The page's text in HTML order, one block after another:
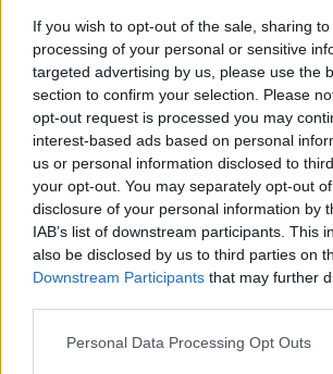
If you wish to opt-out of the sale, sharing
processing of your personal or sensitive
targeted advertising by us, please use the
section to confirm your selection. Please
opt-out request is processed you may
interest-based ads based on personal
us or personal information disclosed to
your opt-out. You may separately opt-out
disclosure of your personal information by
IAB’s list of downstream participants. This
also be disclosed by us to third parties on
Downstream Participants that may further
Personal Data Processing Opt Outs
Klaudia Sobczyk
Obserwuj
W naTemat.pl piszę dla działu
do nich zaczęła się już w wieku
rodzice wysłali mnie do letniej
Malcie bez dobrej znajomości
głęboką wodę" chyba się opłacił,
zarówno podróże po Europie, jak i
kontynenty. W międzyczasie
roku w Nowym Orleanie i
licencjackie na uniwersytecie w
zebraną o świecie wiedzę chętnie
Pokaż więcej
Napisz do mnie:
klaudia.sobczyk@natemat.pl